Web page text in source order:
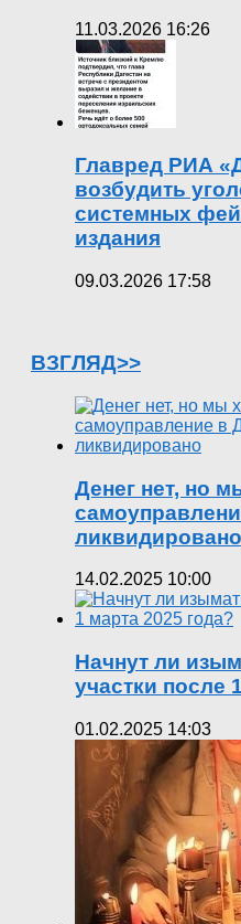
11.03.2026 16:26
Главред РИА
возбудить
системных
издания
09.03.2026 17:58
ВЗГЛЯД>>
Денег нет, но
ликвидировано
14.02.2025 10:00
Начнут ли
участки после
01.02.2025 14:03